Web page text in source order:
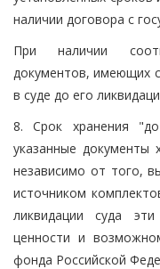
наличии договора с
При наличии
документов, имеющих
в суде до его
8. Срок хранения
указанные документы
независимо от того,
источником
ликвидации суда
ценности и
фонда Российской